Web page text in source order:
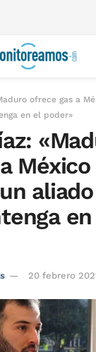
ofrece gas a
en el poder»
México
20 febrero